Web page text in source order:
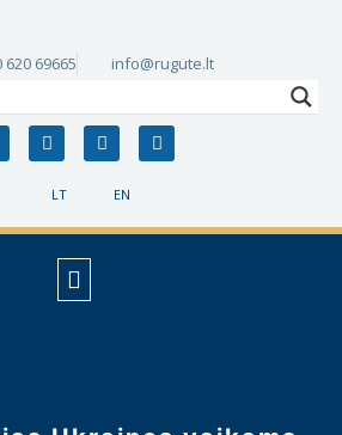
LT EN
620 69665 info@rugute.lt